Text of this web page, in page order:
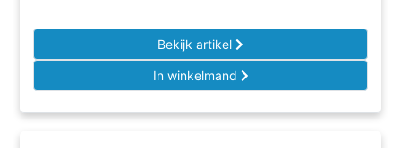
Bekijk artikel
In winkelmand